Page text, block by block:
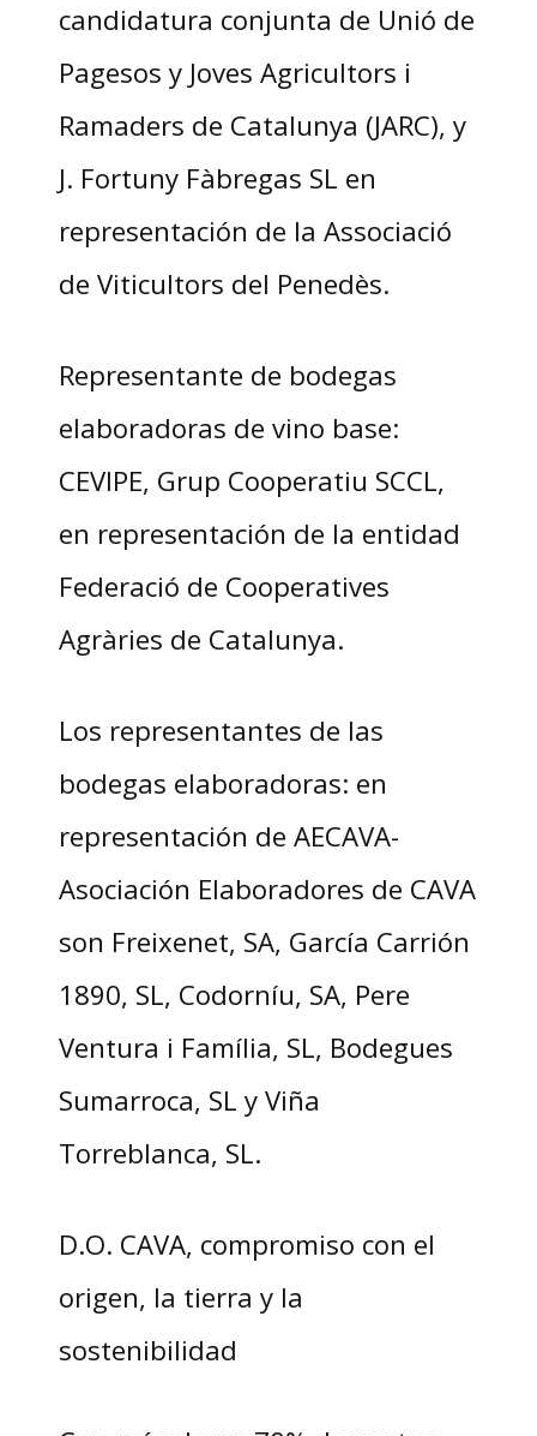
candidatura conjunta de Unió de
Pagesos y Joves Agricultors i
Ramaders de Catalunya (JARC), y
J. Fortuny Fàbregas SL en
representación de la Associació
de Viticultors del Penedès.
Representante de bodegas
elaboradoras de vino base:
CEVIPE, Grup Cooperatiu SCCL,
en representación de la entidad
Federació de Cooperatives
Agràries de Catalunya.
Los representantes de las
bodegas elaboradoras: en
representación de AECAVA-
Asociación Elaboradores de CAVA
son Freixenet, SA, García Carrión
1890, SL, Codorníu, SA, Pere
Ventura i Família, SL, Bodegues
Sumarroca, SL y Viña
Torreblanca, SL.
D.O. CAVA, compromiso con el
origen, la tierra y la
sostenibilidad